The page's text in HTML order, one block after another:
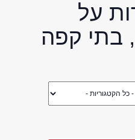
על
בתי קפה